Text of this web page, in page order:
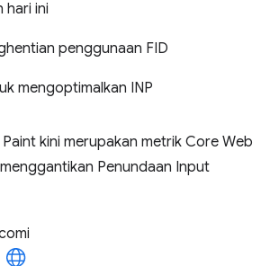
hari ini
penggunaan FID
mengoptimalkan INP
kini merupakan metrik Core Web
Penundaan Input